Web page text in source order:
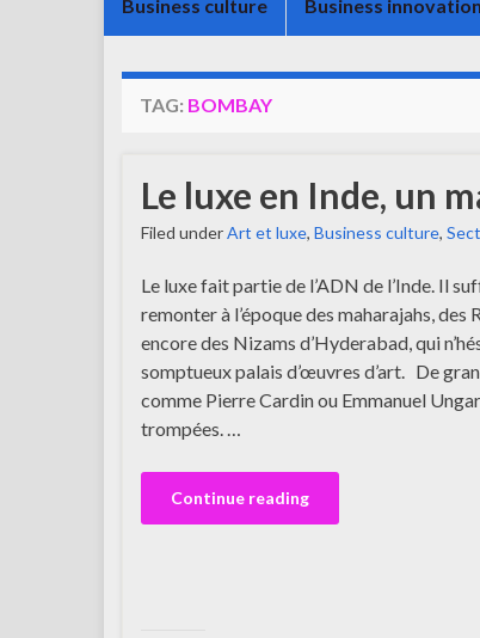
Business culture Business innovation
TAG: BOMBAY
Le luxe en Inde, un
Filed underArt et luxe, Business culture,
Le luxe fait partie de l’ADN de l’Inde. Il
remonter à l’époque des maharajahs, des
encore des Nizams d’Hyderabad, qui
somptueux palais d’œuvres d’art. De
comme Pierre Cardin ou Emmanuel
trompées. …
Continue reading